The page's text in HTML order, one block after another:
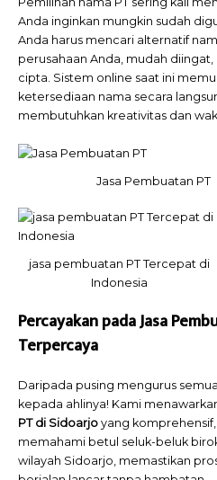
Anda inginkan mungkin sudah
Anda harus mencari alternatif
perusahaan Anda, mudah
cipta. Sistem online saat ini
ketersediaan nama secara
membutuhkan kreativitas dan
Jasa Pembuatan PT
jasa pembuatan PT Tercepat di
Indonesia
Percayakan pada Jasa
Terpercaya
Daripada pusing mengurus
kepada ahlinya! Kami
PT di Sidoarjo yang
memahami betul seluk-beluk
wilayah Sidoarjo, memastikan